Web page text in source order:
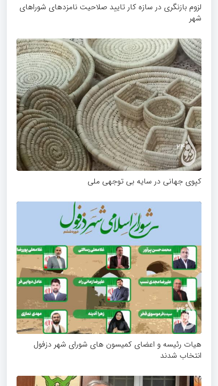
لزوم بازنگری در سازه کار تایید صلاحیت نامزدهای شوراهای
شهر
کپوی جهانی در سایه بی توجهی ملی
هیات رئیسه و اعضای کمیسون های شورای شهر دزفول
انتخاب شدند